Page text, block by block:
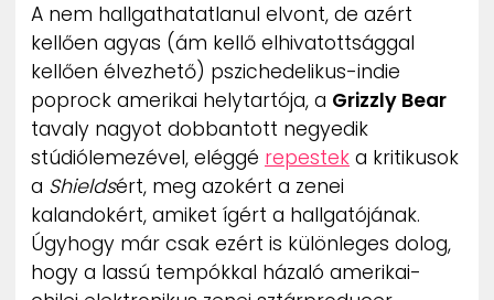
UTCA
ZENE
MÉDIAAJÁNLAT
IMPRESSZUM
PR-ARCHÍVUM
ADATKEZELÉSI TÁJÉKOZTATÓ
A nem hallgathatatlanul elvont, de azért
kellően agyas (ám kellő elhivatottsággal
kellően élvezhető) pszichedelikus-indie
poprock amerikai helytartója, a Grizzly Bear
tavaly nagyot dobbantott negyedik
stúdiólemezével, eléggé repestek a kritikusok
a Shieldsért, meg azokért a zenei
kalandokért, amiket ígért a hallgatójának.
Úgyhogy már csak ezért is különleges dolog,
hogy a lassú tempókkal házaló amerikai-